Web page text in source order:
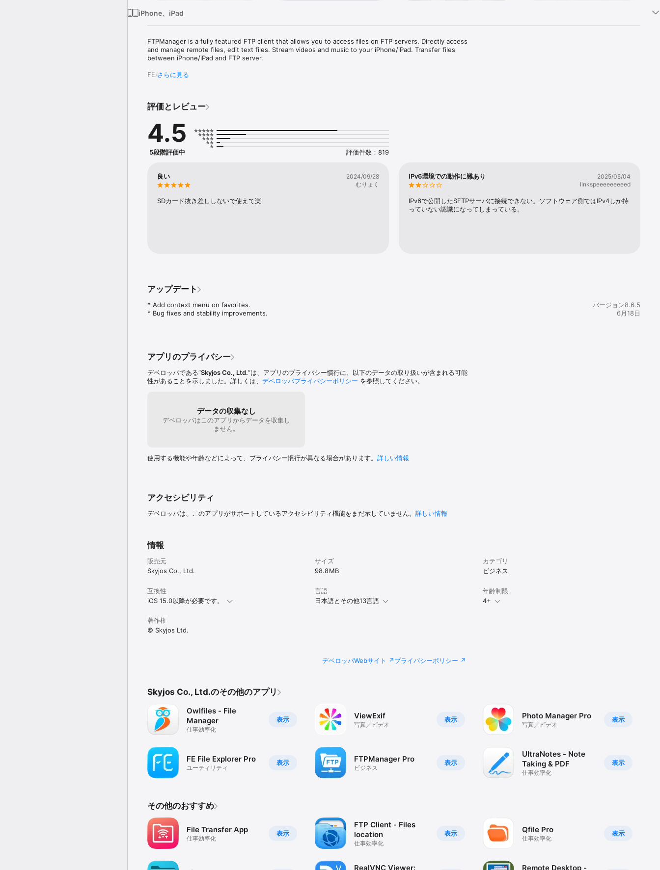
iPhone、iPad
FTPManager is a fully featured FTP client that allows you to access files on FTP servers. Directly access
and manage remote files, edit text files. Stream videos and music to your iPhone/iPad. Transfer files
between iPhone/iPad and FTP server.
FEATURES:
* Copy, move, rename and delete files.
* Sort and search files
* Copy files among FTP servers, iPhones, iPads.
* In-App FTP Server: Transfer files between computer and iPhone/iPad over WiFi.
* Dark Mode
* Multiple windows on iPad
* File Transfer:
Copy files among servers, cloud storages, iPhone and iPad.
Backup photos from iOS photo library to servers.
* Supported File Formats:
Document: PDF, WORD, EXCEL, PPT, PAGES, NUMBERS, KEYNOTE, EPUB
Photo: JPG, PNG, GIF, CR2, NEF, ARW, DNG etc.
connections, please purchase the Pro version.
Follow us on twitter: @SkyjosApps
さらに見る
評価とレビュー
4.5
5段階評価中 評価件数：819
良い
2024/09/28
むりょく
SDカード抜き差ししないで使えて楽
IPv6環境での動作に難あり
2025/05/04
linkspeeeeeeeeed
IPv6で公開したSFTPサーバに接続できない。ソフトウェア側ではIPv4しか持
っていない認識になってしまっている。
アップデート
* Add context menu on favorites.
* Bug fixes and stability improvements.
バージョン8.6.5
6月18日
アプリのプライバシー
デベロッパである“Skyjos Co., Ltd.”は、アプリのプライバシー慣行に、以下のデータの取り扱いが含まれる可能
性があることを示しました。詳しくは、 デベロッパプライバシーポリシー を参照してください。
データの収集なし
デベロッパはこのアプリからデータを収集し
ません。
使用する機能や年齢などによって、プライバシー慣行が異なる場合があります。 詳しい情報
アクセシビリティ
デベロッパは、このアプリがサポートしているアクセシビリティ機能をまだ示していません。 詳しい情報
情報
販売元
Skyjos Co., Ltd.
サイズ
98.8 MB
カテゴリ
ビジネス
互換性
iOS 15.0以降が必要です。
言語
日本語とその他13言語
年齢制限
4+
著作権
© Skyjos Ltd.
デベロッパWebサイト プライバシーポリシー
Skyjos Co., Ltd.のその他のアプリ
表示
Owlfiles - File
Manager
仕事効率化
表示
FE File Explorer Pro
ユーティリティ
表示
ViewExif
写真／ビデオ
表示
FTPManager Pro
ビジネス
表示
Photo Manager Pro
写真／ビデオ
表示
UltraNotes - Note
Taking & PDF
仕事効率化
その他のおすすめ
表示
File Transfer App
仕事効率化
表示
FTP Client - Files
location
仕事効率化
RealVNC Viewer:
表示
Qfile Pro
仕事効率化
Remote Desktop -